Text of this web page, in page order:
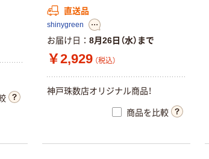
直送品
shinygreen
お届け日 8月26日（水）まで
￥2,929 （税込）
神戸珠数店オリジナル商品！
商品を比較
（税込）
YAMAZEN ダ
ブルソファ
￥26,800~
（税込）
￥4,600 （税込）